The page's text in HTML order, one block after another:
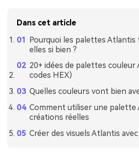
Dans cet article
Pourquoi les palettes
elles si bien ?
20+ idées de palettes couleur
codes HEX)
Quelles couleurs vont bien
Comment utiliser une palette
créations réelles
Créer des visuels Atlantis avec